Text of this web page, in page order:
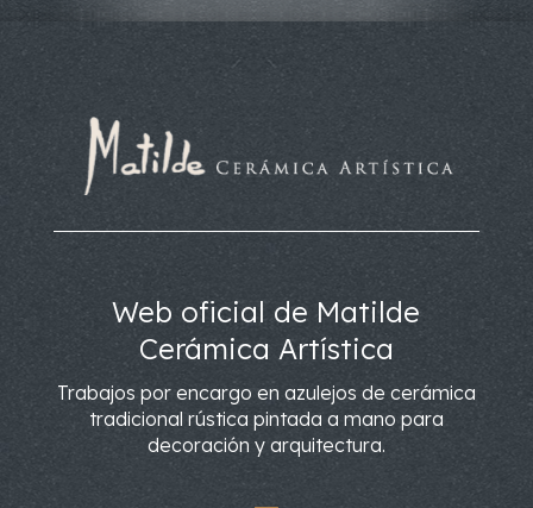
Web oficial de Matilde
Cerámica Artística
Trabajos por encargo en azulejos de cerámica
tradicional rústica pintada a mano para
decoración y arquitectura.